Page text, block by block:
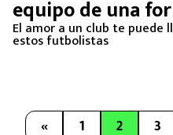
equipo de una
El amor a un club te puede
estos futbolistas
« 1 2 3